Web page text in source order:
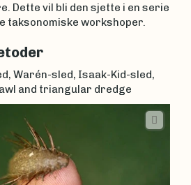
Dette vil bli den sjette i en serie
taksonomiske workshoper.
Warén-sled, Isaak-Kid-sled,
and triangular dredge